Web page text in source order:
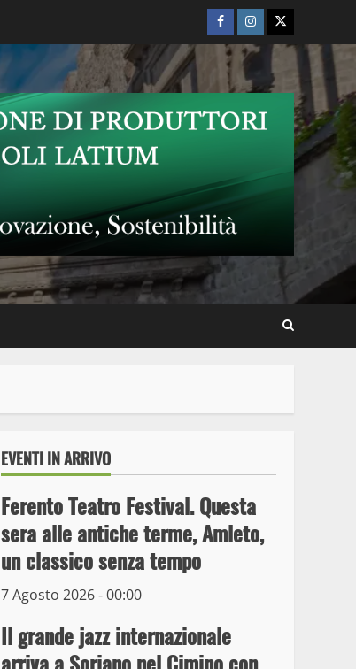
Facebook
Instagram
Twitter
EVENTI IN ARRIVO
Ferento Teatro Festival. Questa
sera alle antiche terme, Amleto,
un classico senza tempo
7 Agosto 2026 - 00:00
Il grande jazz internazionale
arriva a Soriano nel Cimino con